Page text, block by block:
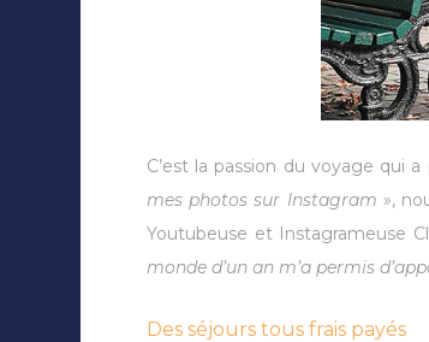
C’est la passion du voyage qui
mes photos sur Instagram »,
Youtubeuse et Instagrameuse
monde d’un an m’a permis
Des séjours tous frais payés